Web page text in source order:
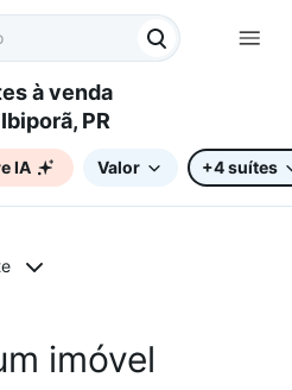
PR
IA Valor +4 suítes
imóvel